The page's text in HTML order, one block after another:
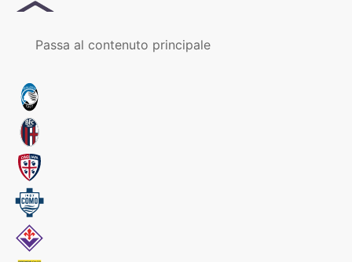
Passa al contenuto principale